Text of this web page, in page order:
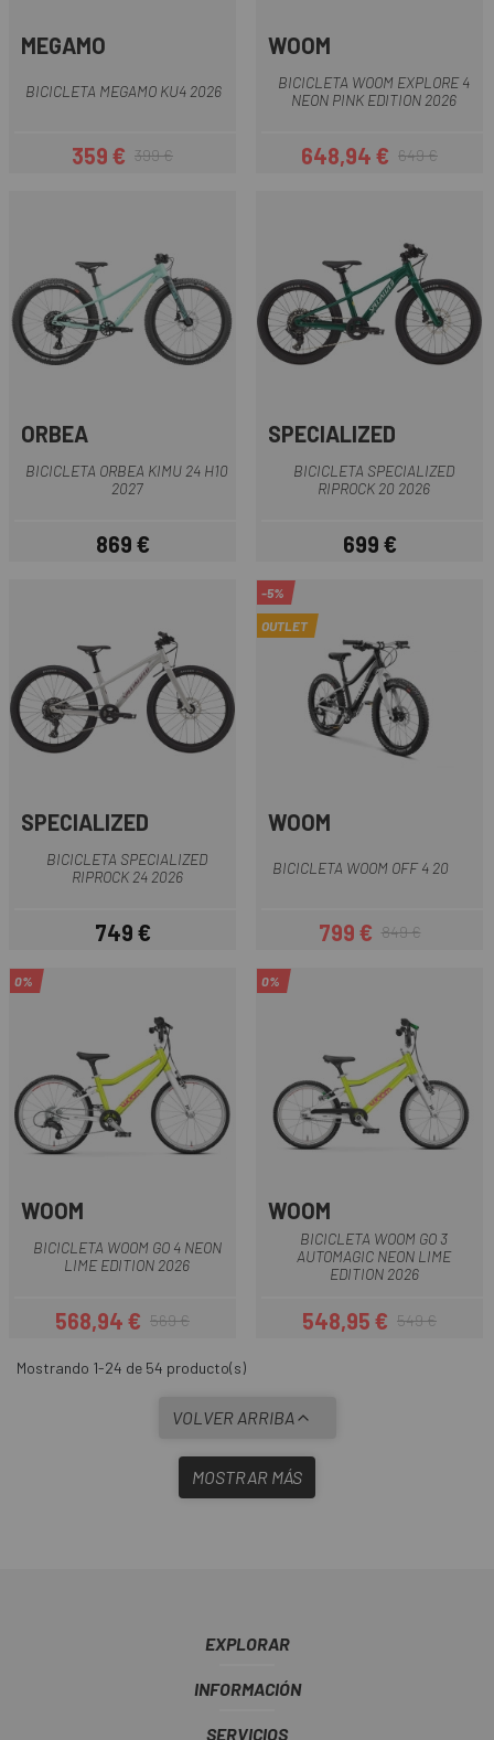
MEGAMO
BICICLETA MEGAMO KU4 2026
Precio
359 €Precio regular
399 €
WOOM
BICICLETA WOOM EXPLORE 4
NEON PINK EDITION 2026
Precio
648,94 €Precio regular
649 €
ORBEA
BICICLETA ORBEA KIMU 24 H10
2027
Precio
869 €
SPECIALIZED
BICICLETA SPECIALIZED
RIPROCK 20 2026
Precio
699 €
SPECIALIZED
BICICLETA SPECIALIZED
RIPROCK 24 2026
Precio
749 €
-5%
OUTLET
WOOM
BICICLETA WOOM OFF 4 20
Precio
799 €Precio regular
849 €
0%
WOOM
BICICLETA WOOM GO 4 NEON
LIME EDITION 2026
Precio
568,94 €Precio regular
569 €
0%
WOOM
BICICLETA WOOM GO 3
AUTOMAGIC NEON LIME
EDITION 2026
Precio
548,95 €Precio regular
549 €
Mostrando 1-24 de 54 producto(s)
VOLVER ARRIBA
MOSTRAR MÁS
EXPLORAR
INFORMACIÓN
SERVICIOS